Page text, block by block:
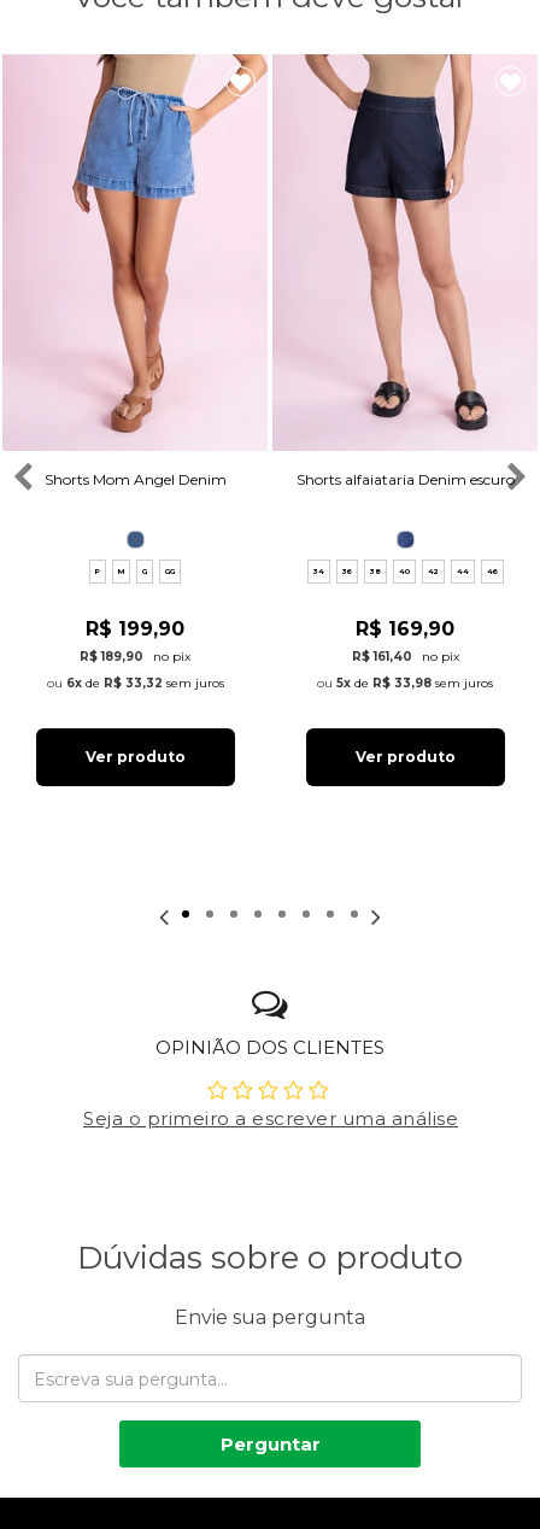
Shorts Mom Angel Denim
P M G GG
R$ 199,90
R$ 189,90
no pix
6xde R$ 33,32 sem juros
Ver produto
Shorts alfaiataria Denim escuro
34 36 38 40 42 44 46
R$ 169,90
R$ 161,40
no pix
5x de R$ 33,98 sem juros
Ver produto
OPINIÃO DOS CLIENTES
Seja o primeiro a escrever uma análise
Dúvidas sobre o produto
Envie sua pergunta
Perguntar